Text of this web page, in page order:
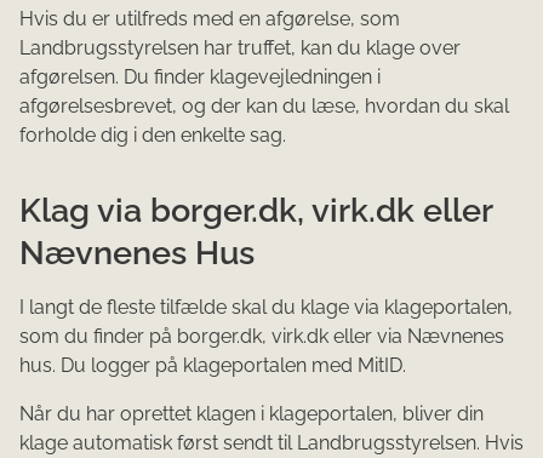
Hvis du er utilfreds med en afgørelse, som
Landbrugsstyrelsen har truffet, kan du klage over
afgørelsen. Du finder klagevejledningen i
afgørelsesbrevet, og der kan du læse, hvordan du skal
forholde dig i den enkelte sag.
Klag via borger.dk, virk.dk eller
Nævnenes Hus
I langt de fleste tilfælde skal du klage via klageportalen,
som du finder på borger.dk, virk.dk eller via Nævnenes
hus. Du logger på klageportalen med MitID.
Når du har oprettet klagen i klageportalen, bliver din
klage automatisk først sendt til Landbrugsstyrelsen. Hvis